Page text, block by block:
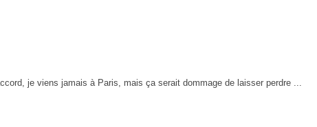
je viens jamais à Paris, mais ça serait dommage de laisser perdre ...